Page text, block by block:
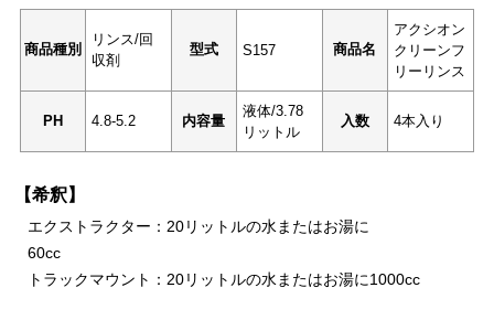
商品種別
リンス/回
収剤
型式 S157 商品名
アクシオン
クリーンフ
リーリンス
PH 4.8-5.2 内容量
液体/3.78
リットル
入数 4本入り
【希釈】
エクストラクター：20リットルの水またはお湯に
トラックマウント：20リットルの水またはお湯に1000cc